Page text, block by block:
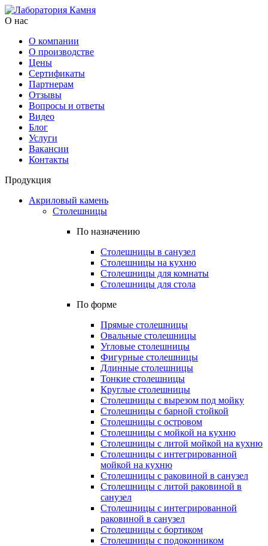
О нас
О компании
О производстве
Цены
Cертификаты
Партнерам
Отзывы
Вопросы и ответы
Видео
Блог
Услуги
Вакансии
Контакты
Продукция
Акриловый камень
Столешницы
По назначению
Столешницы в санузел
Столешницы на кухню
Столешницы для комнаты
Столешницы для стола
По форме
Прямые столешницы
Овальные столешницы
Угловые столешницы
Фигурные столешницы
Длинные столешницы
Тонкие столешницы
Круглые столешницы
Столешницы с вырезом под мойку
Столешницы с барной стойкой
Столешницы с островом
Столешницы с мойкой на кухню
Столешницы с литой мойкой на кухню
Столешницы с интегрированной
мойкой на кухню
Столешницы с раковиной в санузел
Столешницы с литой раковиной в
санузел
Столешницы с интегрированной
раковиной в санузел
Столешницы с бортиком
Столешницы с подоконником